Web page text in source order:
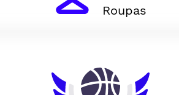
Roupas